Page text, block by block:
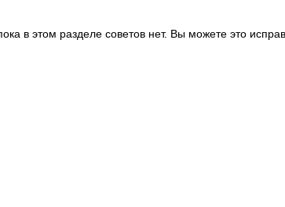
в этом разделе советов нет. Вы можете это